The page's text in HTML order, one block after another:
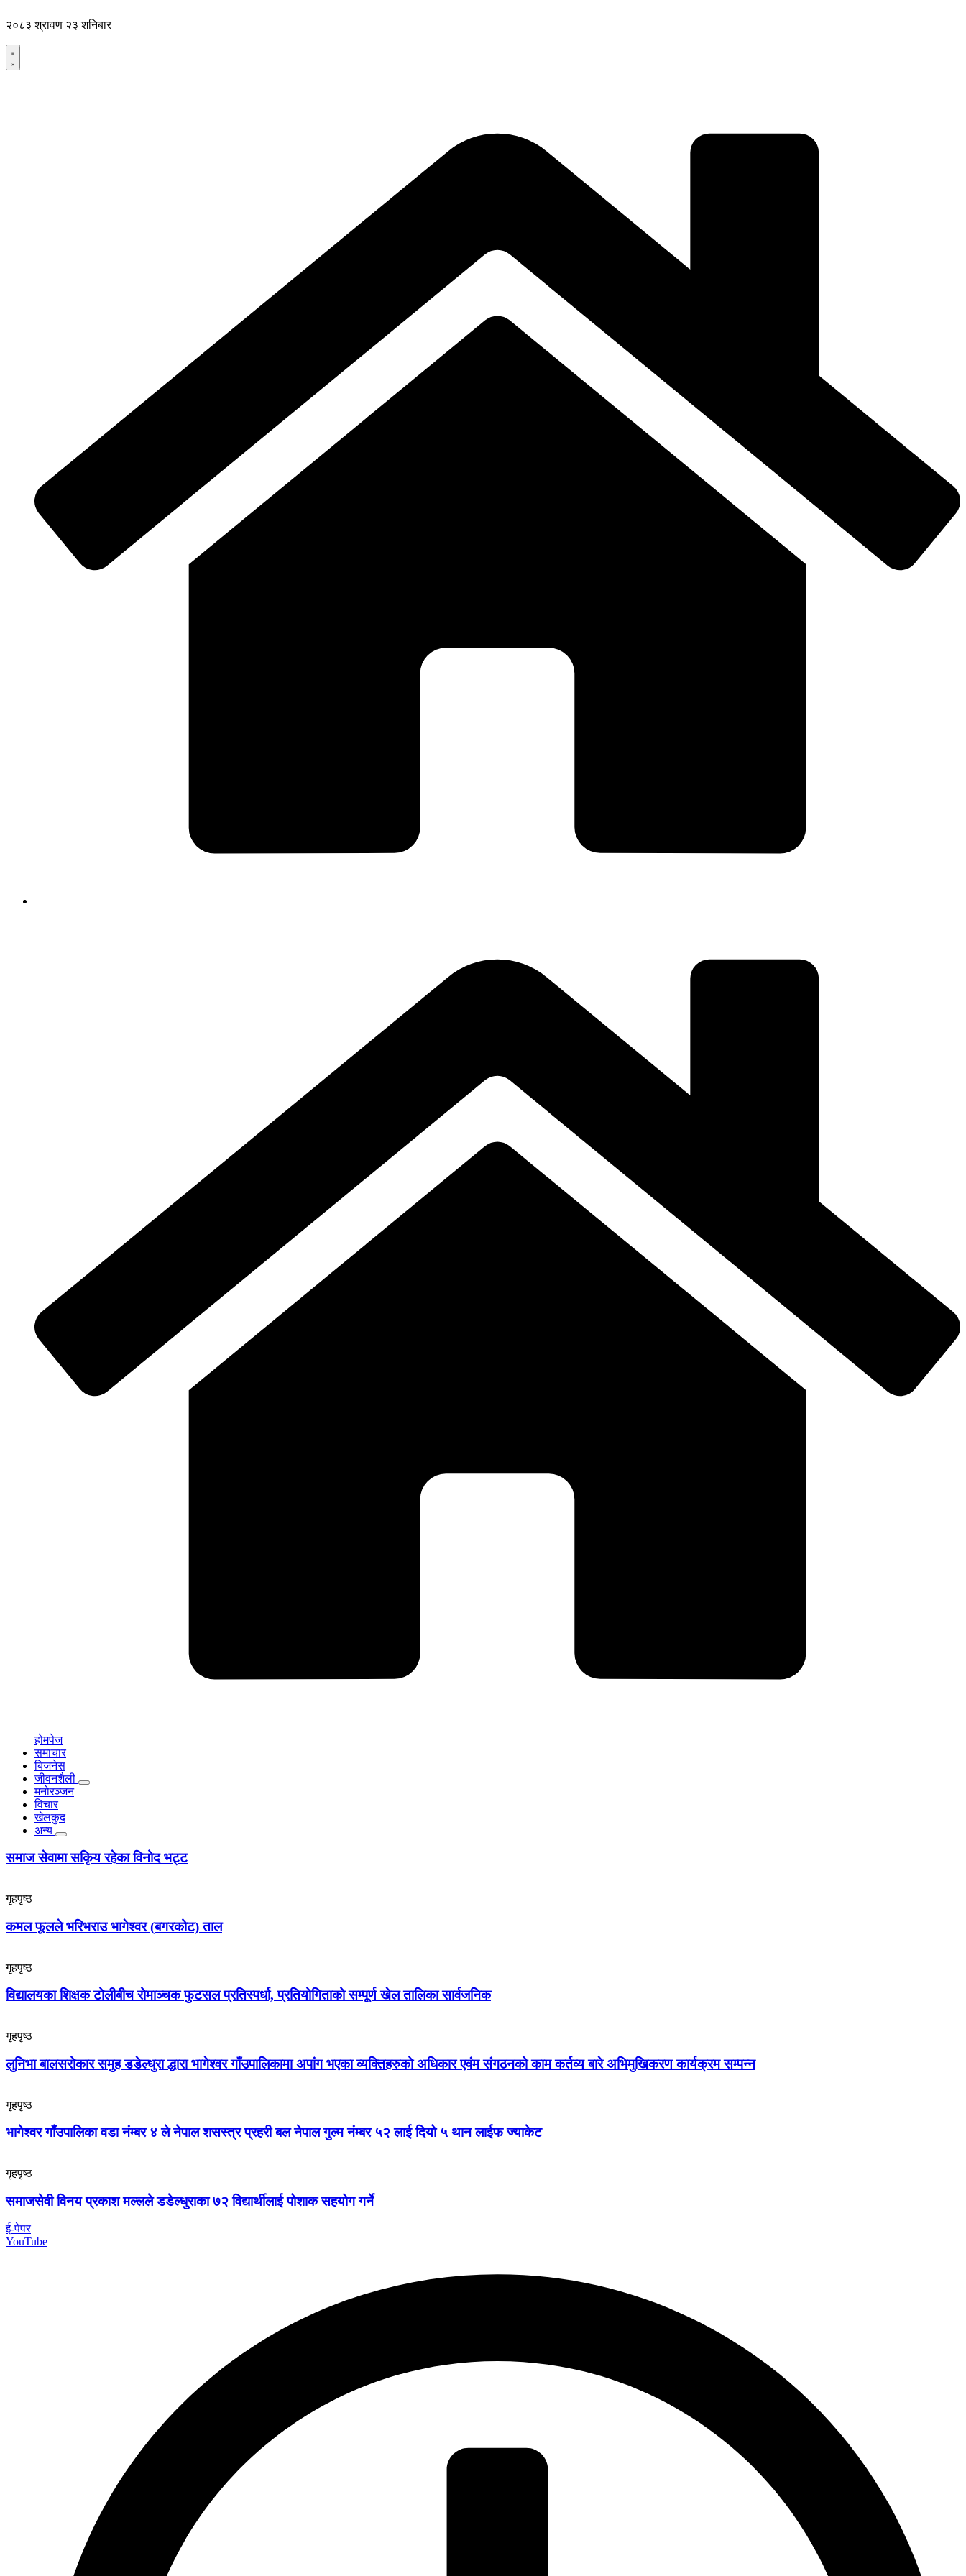
to
२०८३ श्रावण २३ शनिबार
होमपेज
समाचार
बिजनेस
जीवनशैली
मनोरञ्जन
विचार
खेलकुद
अन्य
समाज सेवामा सकिृय रहेका विनोद भट्ट
गृहपृष्ठ
कमल फूलले भरिभराउ भागेश्वर (बगरकोट) ताल
गृहपृष्ठ
विद्यालयका शिक्षक टोलीबीच रोमाञ्चक फुटसल प्रतिस्पर्धा, प्रतियोगिताको सम्पूर्ण खेल तालिका सार्वजनिक
गृहपृष्ठ
लुनिभा बालसरोकार समुह डडेल्धुरा द्धारा भागेश्वर गाँउपालिकामा अपांग भएका व्यक्तिहरुको अधिकार एवंम संगठनको काम कर्तव्य बारे अभिमुखिकरण कार्यक्रम सम्पन्न
गृहपृष्ठ
भागेश्वर गाँउपालिका वडा नंम्बर ४ ले नेपाल शसस्त्र प्रहरी बल नेपाल गुल्म नंम्बर ५२ लाई दियो ५ थान लाईफ ज्याकेट
गृहपृष्ठ
समाजसेवी विनय प्रकाश मल्लले डडेल्धुराका ७२ विद्यार्थीलाई पोशाक सहयोग गर्ने
ई-पेपर
YouTube